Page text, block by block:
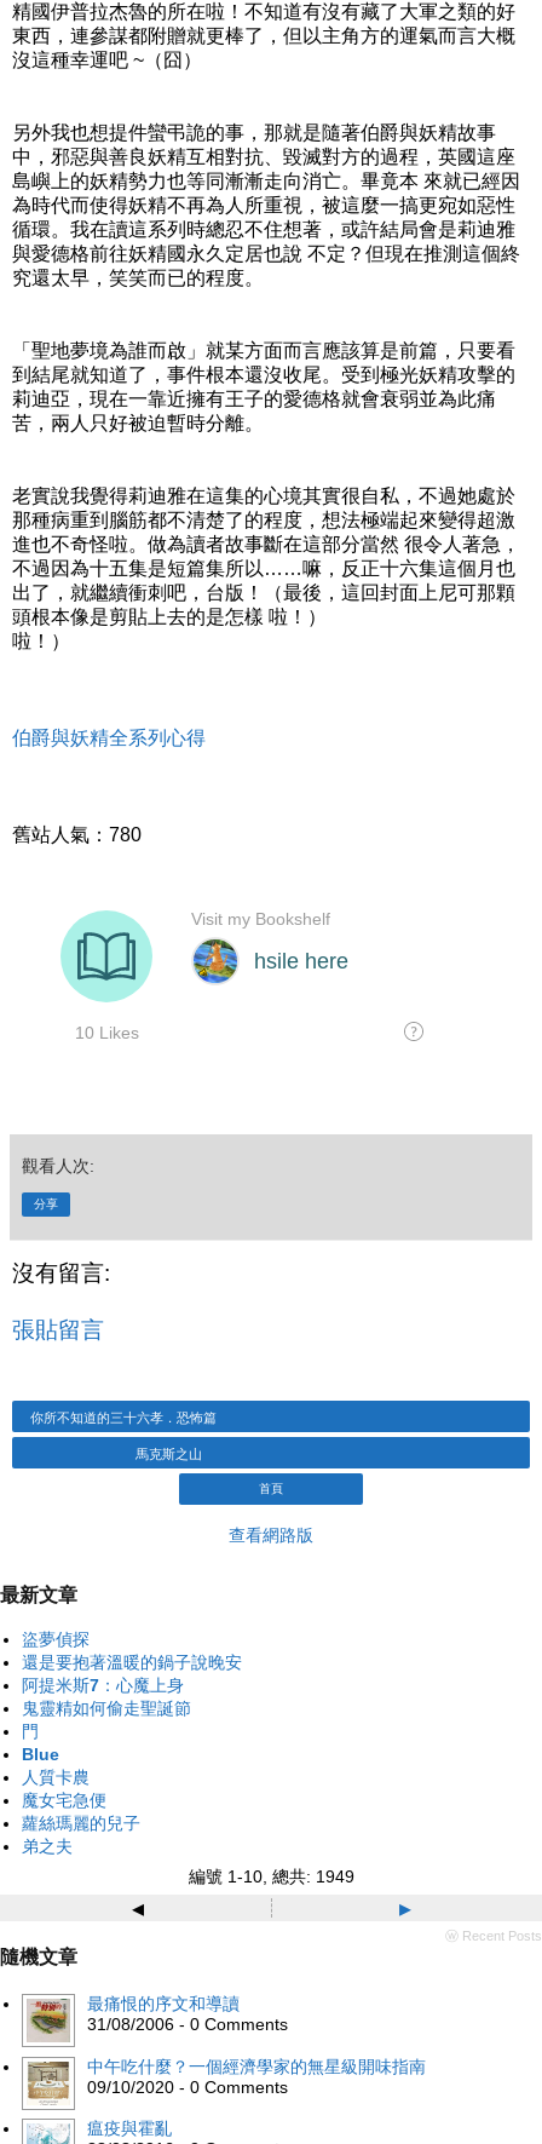
精國伊普拉杰魯的所在啦！不知道有沒有藏了大軍之類的好
東西，連參謀都附贈就更棒了，但以主角方的運氣而言大概
沒這種幸運吧 ~（囧）
另外我也想提件蠻弔詭的事，那就是隨著伯爵與妖精故事
中，邪惡與善良妖精互相對抗、毀滅對方的過程，英國這座
島嶼上的妖精勢力也等同漸漸走向消亡。畢竟本 來就已經因
為時代而使得妖精不再為人所重視，被這麼一搞更宛如惡性
循環。我在讀這系列時總忍不住想著，或許結局會是莉迪雅
與愛德格前往妖精國永久定居也說 不定？但現在推測這個終
究還太早，笑笑而已的程度。
「聖地夢境為誰而啟」就某方面而言應該算是前篇，只要看
到結尾就知道了，事件根本還沒收尾。受到極光妖精攻擊的
莉迪亞，現在一靠近擁有王子的愛德格就會衰弱並為此痛
苦，兩人只好被迫暫時分離。
老實說我覺得莉迪雅在這集的心境其實很自私，不過她處於
那種病重到腦筋都不清楚了的程度，想法極端起來變得超激
進也不奇怪啦。做為讀者故事斷在這部分當然 很令人著急，
不過因為十五集是短篇集所以……嘛，反正十六集這個月也
出了，就繼續衝刺吧，台版！（最後，這回封面上尼可那顆
頭根本像是剪貼上去的是怎樣 啦！）
啦！）
伯爵與妖精全系列心得
舊站人氣：780
觀看人次:
分享
沒有留言:
張貼留言
你所不知道的三十六孝．恐怖篇
馬克斯之山
首頁
查看網路版
最新文章
盜夢偵探
還是要抱著溫暖的鍋子說晚安
阿提米斯7：心魔上身
鬼靈精如何偷走聖誕節
門
Blue
人質卡農
魔女宅急便
蘿絲瑪麗的兒子
弟之夫
編號 1-10, 總共: 1949
◂ ▸
ⓦ Recent Posts
隨機文章
最痛恨的序文和導讀
31/08/2006 - 0 Comments
中午吃什麼？一個經濟學家的無星級開味指南
09/10/2020 - 0 Comments
瘟疫與霍亂